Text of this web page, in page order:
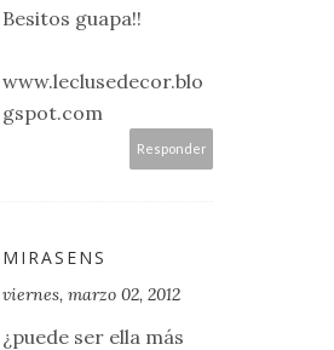
Besitos guapa!!
www.leclusedecor.blo
gspot.com
Responder
MIRASENS
viernes, marzo 02, 2012
¿puede ser ella más